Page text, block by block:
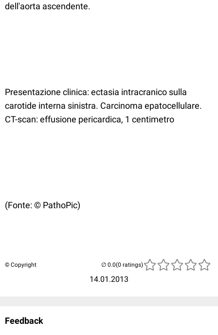
dell'aorta ascendente.
Presentazione clinica: ectasia intracranico sulla
carotide interna sinistra. Carcinoma epatocellulare.
CT-scan: effusione pericardica, 1 centimetro
(Fonte: © PathoPic)
© Copyright
14.01.2013
(0 ratings)
Feedback